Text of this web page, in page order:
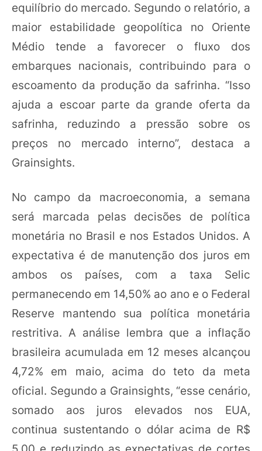
equilíbrio do mercado. Segundo o relatório, a
maior estabilidade geopolítica no Oriente
Médio tende a favorecer o fluxo dos
embarques nacionais, contribuindo para o
escoamento da produção da safrinha. “Isso
ajuda a escoar parte da grande oferta da
safrinha, reduzindo a pressão sobre os
preços no mercado interno”, destaca a
Grainsights.
No campo da macroeconomia, a semana
será marcada pelas decisões de política
monetária no Brasil e nos Estados Unidos. A
expectativa é de manutenção dos juros em
ambos os países, com a taxa Selic
permanecendo em 14,50% ao ano e o Federal
Reserve mantendo sua política monetária
restritiva. A análise lembra que a inflação
brasileira acumulada em 12 meses alcançou
4,72% em maio, acima do teto da meta
oficial. Segundo a Grainsights, “esse cenário,
somado aos juros elevados nos EUA,
continua sustentando o dólar acima de R$